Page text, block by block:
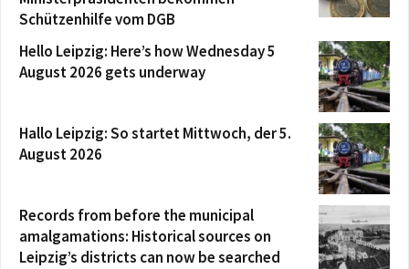
Schützenhilfe vom DGB
Hello Leipzig: Here’s how Wednesday 5
August 2026 gets underway
Hallo Leipzig: So startet Mittwoch, der 5.
August 2026
Records from before the municipal
amalgamations: Historical sources on
Leipzig’s districts can now be searched